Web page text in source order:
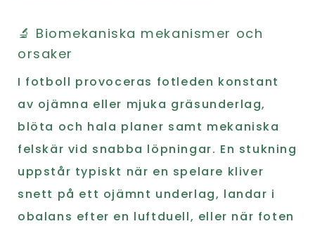
🔬 Biomekaniska mekanismer och
orsaker
I fotboll provoceras fotleden konstant
av ojämna eller mjuka gräsunderlag,
blöta och hala planer samt mekaniska
felskär vid snabba löpningar. En stukning
uppstår typiskt när en spelare kliver
snett på ett ojämnt underlag, landar i
obalans efter en luftduell, eller när foten